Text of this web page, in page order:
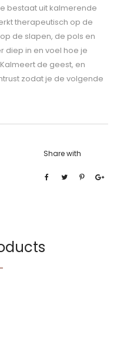
bestaat uit kalmerende
therapeutisch op de
de slapen, de pols en
diep in en voel hoe je
de geest, en
zodat je de volgende
Share with